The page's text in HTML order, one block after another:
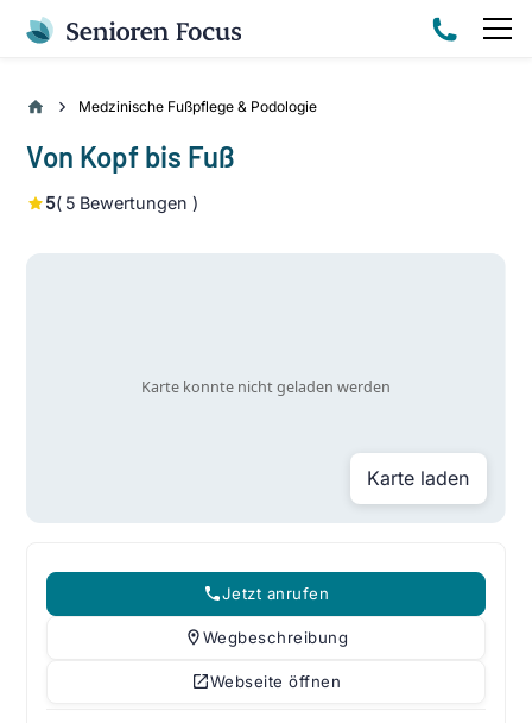
Medzinische Fußpflege & Podologie
Von Kopf bis Fuß
5( 5 Bewertungen )
Karte laden
Jetzt anrufen
Wegbeschreibung
Webseite öffnen